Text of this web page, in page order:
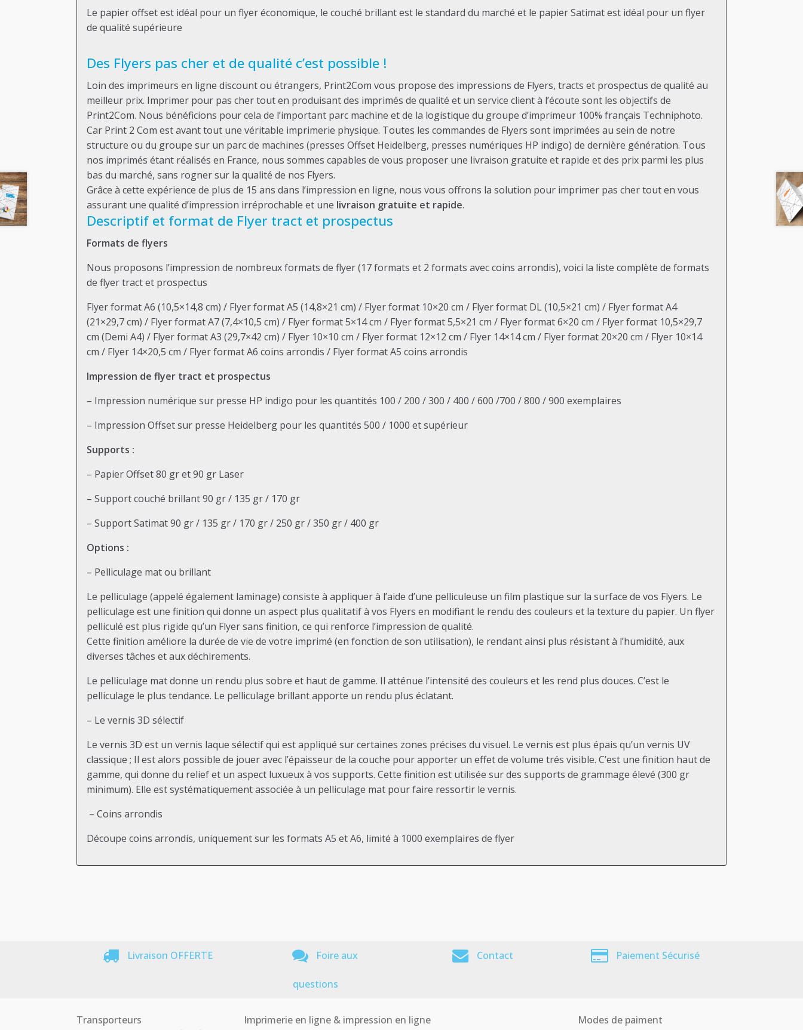
Le papier offset est idéal pour un flyer économique, le couché brillant est le standard du marché et le papier Satimat est idéal pour un flyer
de qualité supérieure
Des Flyers pas cher et de qualité c’est possible !
Loin des imprimeurs en ligne discount ou étrangers, Print2Com vous propose des impressions de Flyers, tracts et prospectus de qualité au
meilleur prix. Imprimer pour pas cher tout en produisant des imprimés de qualité et un service client à l’écoute sont les objectifs de
Print2Com. Nous bénéficions pour cela de l’important parc machine et de la logistique du groupe d’imprimeur 100% français Techniphoto.
Car Print 2 Com est avant tout une véritable imprimerie physique. Toutes les commandes de Flyers sont imprimées au sein de notre
structure ou du groupe sur un parc de machines (presses Offset Heidelberg, presses numériques HP indigo) de dernière génération. Tous
nos imprimés étant réalisés en France, nous sommes capables de vous proposer une livraison gratuite et rapide et des prix parmi les plus
bas du marché, sans rogner sur la qualité de nos Flyers.
Grâce à cette expérience de plus de 15 ans dans l’impression en ligne, nous vous offrons la solution pour imprimer pas cher tout en vous
assurant une qualité d’impression irréprochable et une livraison gratuite et rapide.
Descriptif et format de Flyer tract et prospectus
Formats de flyers
Nous proposons l’impression de nombreux formats de flyer (17 formats et 2 formats avec coins arrondis), voici la liste complète de formats
de flyer tract et prospectus
Flyer format A6 (10,5×14,8 cm) / Flyer format A5 (14,8×21 cm) / Flyer format 10×20 cm / Flyer format DL (10,5×21 cm) / Flyer format A4
(21×29,7 cm) / Flyer format A7 (7,4×10,5 cm) / Flyer format 5×14 cm / Flyer format 5,5×21 cm / Flyer format 6×20 cm / Flyer format 10,5×29,7
cm (Demi A4) / Flyer format A3 (29,7×42 cm) / Flyer 10×10 cm / Flyer format 12×12 cm / Flyer 14×14 cm / Flyer format 20×20 cm / Flyer 10×14
cm / Flyer 14×20,5 cm / Flyer format A6 coins arrondis / Flyer format A5 coins arrondis
Impression de flyer tract et prospectus
– Impression numérique sur presse HP indigo pour les quantités 100 / 200 / 300 / 400 / 600 /700 / 800 / 900 exemplaires
– Impression Offset sur presse Heidelberg pour les quantités 500 / 1000 et supérieur
Supports :
– Papier Offset 80 gr et 90 gr Laser
– Support couché brillant 90 gr / 135 gr / 170 gr
– Support Satimat 90 gr / 135 gr / 170 gr / 250 gr / 350 gr / 400 gr
Options :
– Pelliculage mat ou brillant
Le pelliculage (appelé également laminage) consiste à appliquer à l’aide d’une pelliculeuse un film plastique sur la surface de vos Flyers. Le
pelliculage est une finition qui donne un aspect plus qualitatif à vos Flyers en modifiant le rendu des couleurs et la texture du papier. Un flyer
pelliculé est plus rigide qu’un Flyer sans finition, ce qui renforce l’impression de qualité.
Cette finition améliore la durée de vie de votre imprimé (en fonction de son utilisation), le rendant ainsi plus résistant à l’humidité, aux
diverses tâches et aux déchirements.
Le pelliculage mat donne un rendu plus sobre et haut de gamme. Il atténue l’intensité des couleurs et les rend plus douces. C’est le
pelliculage le plus tendance. Le pelliculage brillant apporte un rendu plus éclatant.
– Le vernis 3D sélectif
Le vernis 3D est un vernis laque sélectif qui est appliqué sur certaines zones précises du visuel. Le vernis est plus épais qu’un vernis UV
classique ; Il est alors possible de jouer avec l’épaisseur de la couche pour apporter un effet de volume trés visible. C’est une finition haut de
gamme, qui donne du relief et un aspect luxueux à vos supports. Cette finition est utilisée sur des supports de grammage élevé (300 gr
minimum). Elle est systématiquement associée à un pelliculage mat pour faire ressortir le vernis.
– Coins arrondis
Découpe coins arrondis, uniquement sur les formats A5 et A6, limité à 1000 exemplaires de flyer
Livraison OFFERTE Foire aux
questions
Contact Paiement Sécurisé
Transporteurs Imprimerie en ligne & impression en ligne Modes de paiment